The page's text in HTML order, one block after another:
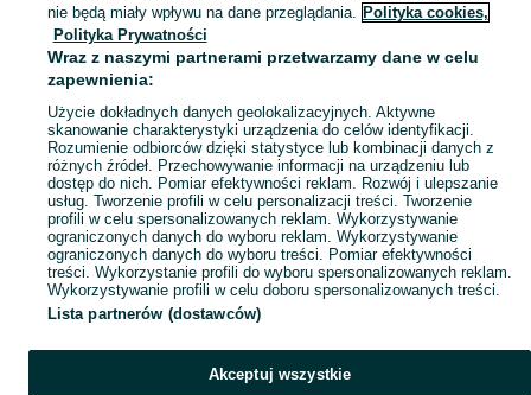
Mapa kategorii
Mapa miejscowości
Mapa ministron
Popularne wyszukiwania
nie będą miały wpływu na dane przeglądania. Polityka cookies,
Polityka Prywatności
Wraz z naszymi partnerami przetwarzamy dane w celu
zapewnienia:
Użycie dokładnych danych geolokalizacyjnych. Aktywne
skanowanie charakterystyki urządzenia do celów identyfikacji.
Rozumienie odbiorców dzięki statystyce lub kombinacji danych z
różnych źródeł. Przechowywanie informacji na urządzeniu lub
dostęp do nich. Pomiar efektywności reklam. Rozwój i ulepszanie
usług. Tworzenie profili w celu personalizacji treści. Tworzenie
profili w celu spersonalizowanych reklam. Wykorzystywanie
ograniczonych danych do wyboru reklam. Wykorzystywanie
ograniczonych danych do wyboru treści. Pomiar efektywności
treści. Wykorzystanie profili do wyboru spersonalizowanych reklam.
Wykorzystywanie profili w celu doboru spersonalizowanych treści.
Lista partnerów (dostawców)
Akceptuj wszystkie